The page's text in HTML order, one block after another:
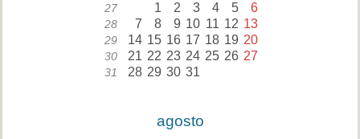
27 1 2 3 4 5 6
28 7 8 9 10 11 12 13
29 14 15 16 17 18 19 20
30 21 22 23 24 25 26 27
31 28 29 30 31
agosto